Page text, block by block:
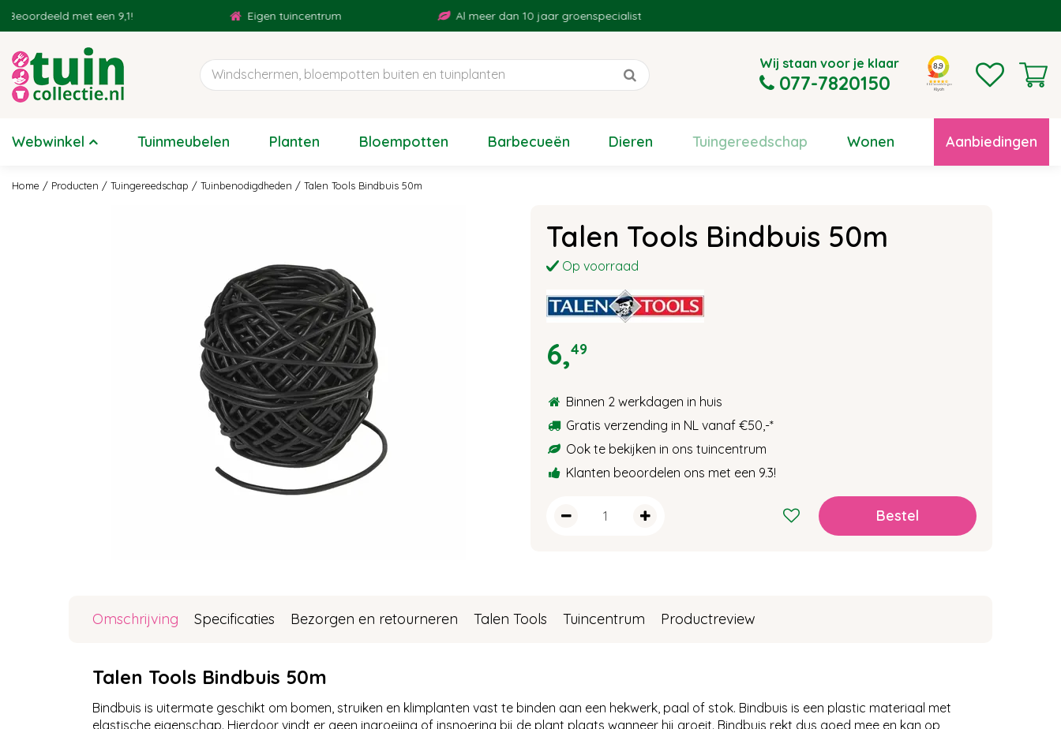
Home Producten Tuingereedschap Tuinbenodigdheden Talen Tools Bindbuis 50m
met een 9,1! Eigen tuincentrum Al meer dan 10 jaar groenspecialist
Wij staan voor je klaar
077-7820150
Webwinkel Tuinmeubelen Planten Bloempotten Barbecueën Dieren Tuingereedschap Wonen Aanbiedingen
Talen Tools Bindbuis 50m
Op voorraad
6,49
Binnen 2 werkdagen in huis
Gratis verzending in NL vanaf €50,-*
Ook te bekijken in ons tuincentrum
Klanten beoordelen ons met een 9.3!
Omschrijving Specificaties Bezorgen en retourneren Talen Tools Tuincentrum Productreview
Talen Tools Bindbuis 50m
Bindbuis is uitermate geschikt om bomen, struiken en klimplanten vast te binden aan een hekwerk, paal of stok. Bindbuis is een plastic materiaal met
elastische eigenschap. Hierdoor vindt er geen ingroeiing of insnoering bij de plant plaats wanneer hij groeit. Bindbuis rekt dus goed mee en kan op